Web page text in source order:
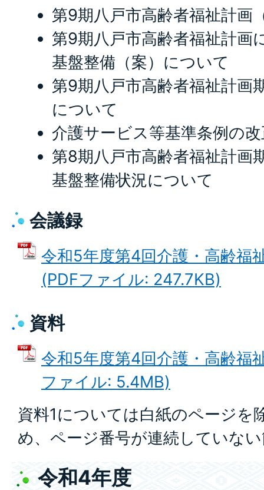
第9期八戸市高齢者福祉計画
第9期八戸市高齢者福祉計画
基盤整備（案）について
第9期八戸市高齢者福祉計画
について
介護サービス等基準条例の
第8期八戸市高齢者福祉計画
基盤整備状況について
会議録
令和5年度第4回介護・高齢福
(PDFファイル: 247.7KB)
資料
令和5年度第4回介護・高齢福
ファイル: 5.4MB)
資料1については白紙のページを
め、ページ番号が連続していな
令和4年度